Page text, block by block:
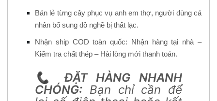
Bán lẻ từng cây phục vụ anh em thợ, người dùng cá
nhân bổ sung đồ nghề bị thất lạc.
Nhận ship COD toàn quốc: Nhận hàng tại nhà –
Kiểm tra chất thép – Hài lòng mới thanh toán.
📞ĐẶT HÀNG NHANH
CHÓNG: Bạn chỉ cần để